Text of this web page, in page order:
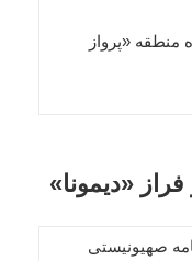
منطقه «پرواز
«دیمونا»
صهیونیستی